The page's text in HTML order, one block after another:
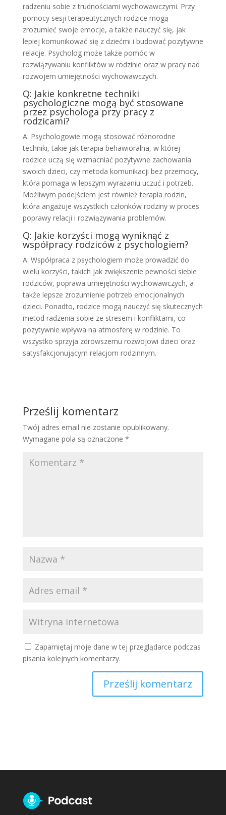
radzeniu sobie z trudnościami wychowawczymi. Przy
pomocy sesji terapeutycznych rodzice mogą
zrozumieć swoje emocje, a także nauczyć się, jak
lepiej komunikować się z dziećmi i budować pozytywne
relacje. Psycholog może także pomóc w
rozwiązywaniu konfliktów w rodzinie oraz w pracy nad
rozwojem umiejętności wychowawczych.
Q: Jakie konkretne techniki
psychologiczne mogą być stosowane
przez psychologa przy pracy z
rodzicami?
A: Psychologowie mogą stosować różnorodne
techniki, takie jak terapia behawioralna, w której
rodzice uczą się wzmacniać pozytywne zachowania
swoich dzieci, czy metoda komunikacji bez przemocy,
która pomaga w lepszym wyrażaniu uczuć i potrzeb.
Możliwym podejściem jest również terapia rodzin,
która angażuje wszystkich członków rodziny w proces
poprawy relacji i rozwiązywania problemów.
Q: Jakie korzyści mogą wyniknąć z
współpracy rodziców z psychologiem?
A: Współpraca z psychologiem może prowadzić do
wielu korzyści, takich jak zwiększenie pewności siebie
rodziców, poprawa umiejętności wychowawczych, a
także lepsze zrozumienie potrzeb emocjonalnych
dzieci. Ponadto, rodzice mogą nauczyć się skutecznych
metod radzenia sobie ze stresem i konfliktami, co
pozytywnie wpływa na atmosferę w rodzinie. To
wszystko sprzyja zdrowszemu rozwojowi dzieci oraz
satysfakcjonującym relacjom rodzinnym.
Prześlij komentarz
Twój adres email nie zostanie opublikowany.
Wymagane pola są oznaczone *
Zapamiętaj moje dane w tej przeglądarce podczas
pisania kolejnych komentarzy.